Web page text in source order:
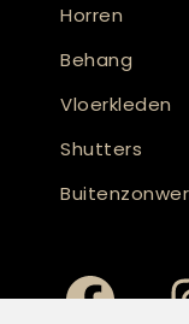
Horren
Behang
Vloerkleden
Shutters